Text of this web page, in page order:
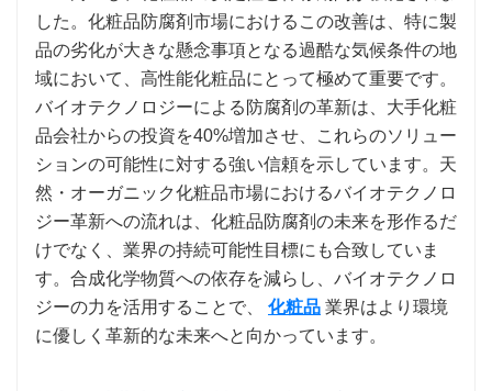
した。化粧品防腐剤市場におけるこの改善は、特に製
品の劣化が大きな懸念事項となる過酷な気候条件の地
域において、高性能化粧品にとって極めて重要です。
バイオテクノロジーによる防腐剤の革新は、大手化粧
品会社からの投資を40%増加させ、これらのソリュー
ションの可能性に対する強い信頼を示しています。天
然・オーガニック化粧品市場におけるバイオテクノロ
ジー革新への流れは、化粧品防腐剤の未来を形作るだ
けでなく、業界の持続可能性目標にも合致していま
す。合成化学物質への依存を減らし、バイオテクノロ
ジーの力を活用することで、 化粧品 業界はより環境
に優しく革新的な未来へと向かっています。